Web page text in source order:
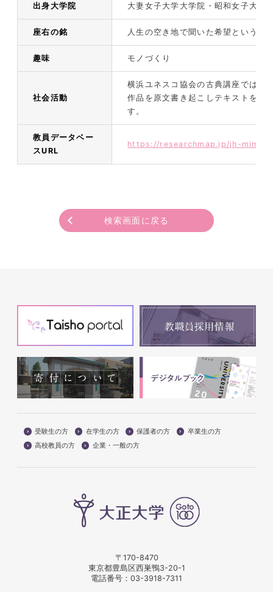
出身大学院 大妻女子大学大学院・昭和女子大学
座右の銘 人生の空き地で聞いた希望という名
趣味 モノづくり
社会活動
横浜ユネスコ協会の古典講座では、
作品を原文書き起こしテキストを手
す。
教員データベー
スURL
https://researchmap.jp/jh-
検索画面に戻る
受験生の方 在学生の方 保護者の方
卒業生の方
高校教員の方
企業・一般の方
〒170-8470
東京都豊島区西巣鴨3-20-1
電話番号： 03-3918-7311